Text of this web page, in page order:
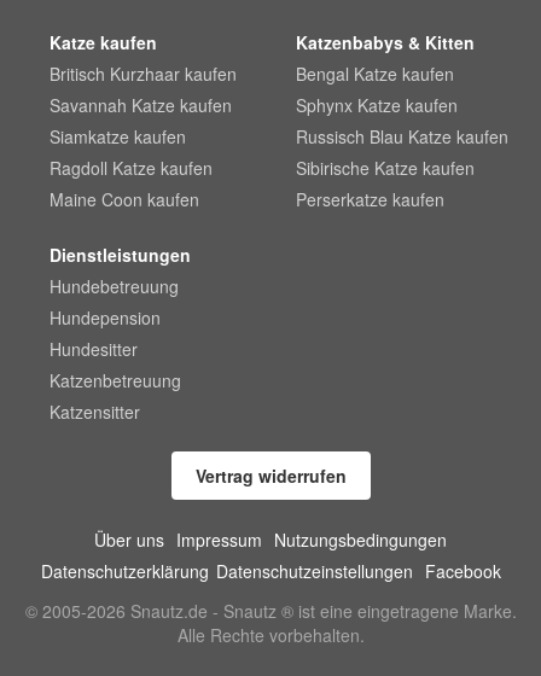
Katze kaufen
Britisch Kurzhaar kaufen
Savannah Katze kaufen
Siamkatze kaufen
Ragdoll Katze kaufen
Maine Coon kaufen
Katzenbabys & Kitten
Bengal Katze kaufen
Sphynx Katze kaufen
Russisch Blau Katze kaufen
Sibirische Katze kaufen
Perserkatze kaufen
Dienstleistungen
Hundebetreuung
Hundepension
Hundesitter
Katzenbetreuung
Katzensitter
Vertrag widerrufen
Über uns Impressum Nutzungsbedingungen
Datenschutzerklärung Datenschutzeinstellungen Facebook
© 2005-2026 Snautz.de - Snautz ® ist eine eingetragene Marke.
Alle Rechte vorbehalten.